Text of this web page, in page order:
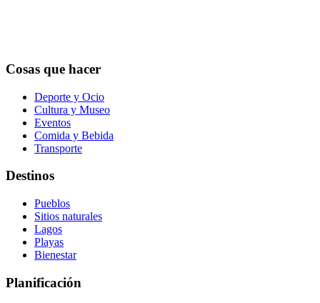
Cosas que hacer
Deporte y Ocio
Cultura y Museo
Eventos
Comida y Bebida
Transporte
Destinos
Pueblos
Sitios naturales
Lagos
Playas
Bienestar
Planificación